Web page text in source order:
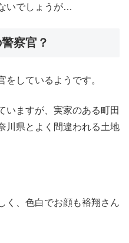
いでしょうが…
察官？
をしているようです。
いますが、実家のある町田
川県とよく間違われる土地
く、色白でお顔も裕翔さん